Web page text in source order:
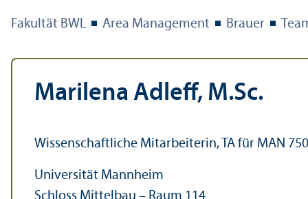
Fakultät BWL Area Management Brauer
Marilena Adleff, M.Sc.
Wissenschaft­liche Mitarbeiterin, TA für MAN 750
Universität Mannheim